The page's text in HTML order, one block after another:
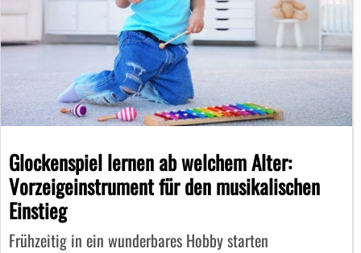
Glockenspiel lernen ab welchem Alter:
Vorzeigeinstrument für den musikalischen
Einstieg
Frühzeitig in ein wunderbares Hobby starten